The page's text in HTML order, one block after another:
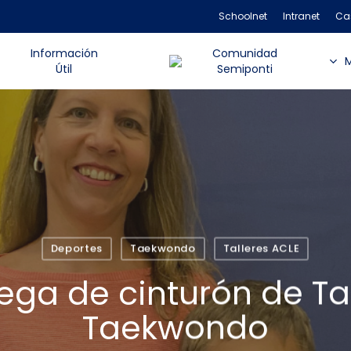
Schoolnet Intranet
Información
Útil
Comunidad
Semiponti
Deportes Taekwondo Talleres ACLE
de cinturón de
Taekwondo